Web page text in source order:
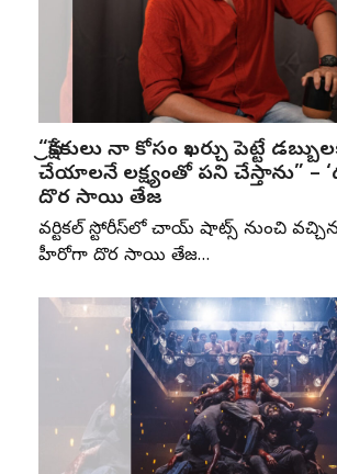
“ప్రేక్షకులు నా కోసం ఖర్చు పెట్టే
చేయాలనే లక్ష్యంతో పని చేస్తాను” –
దొర సాయి తేజ
వర్టికల్ స్టోరీస్‌లో చాయ్ షాట్స్ నుంచి
హీరోగా దొర సాయి తేజ…